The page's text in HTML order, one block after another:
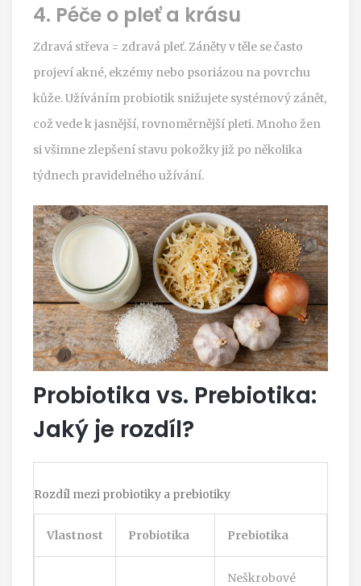
4. Péče o pleť a krásu
Zdravá střeva = zdravá pleť. Záněty v těle se často
projeví akné, ekzémy nebo psoriázou na povrchu
kůže. Užíváním probiotik snižujete systémový zánět,
což vede k jasnější, rovnoměrnější pleti. Mnoho žen
si všimne zlepšení stavu pokožky již po několika
týdnech pravidelného užívání.
Probiotika vs. Prebiotika:
Jaký je rozdíl?
Rozdíl mezi probiotiky a prebiotiky
Vlastnost Probiotika Prebiotika
Neškrobové